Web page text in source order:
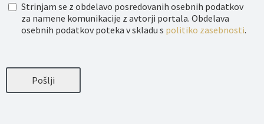
O
v
s
Strinjam se z obdelavo posredovanih osebnih podatkov
za namene komunikacije z avtorji portala. Obdelava
osebnih podatkov poteka v skladu s politiko zasebnosti.
Pošlji